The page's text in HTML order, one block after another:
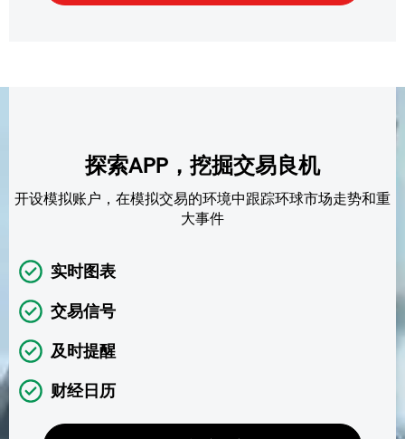
探索APP，挖掘交易良机
开设模拟账户，在模拟交易的环境中跟踪环球市场走势和重
大事件
实时图表
交易信号
及时提醒
财经日历